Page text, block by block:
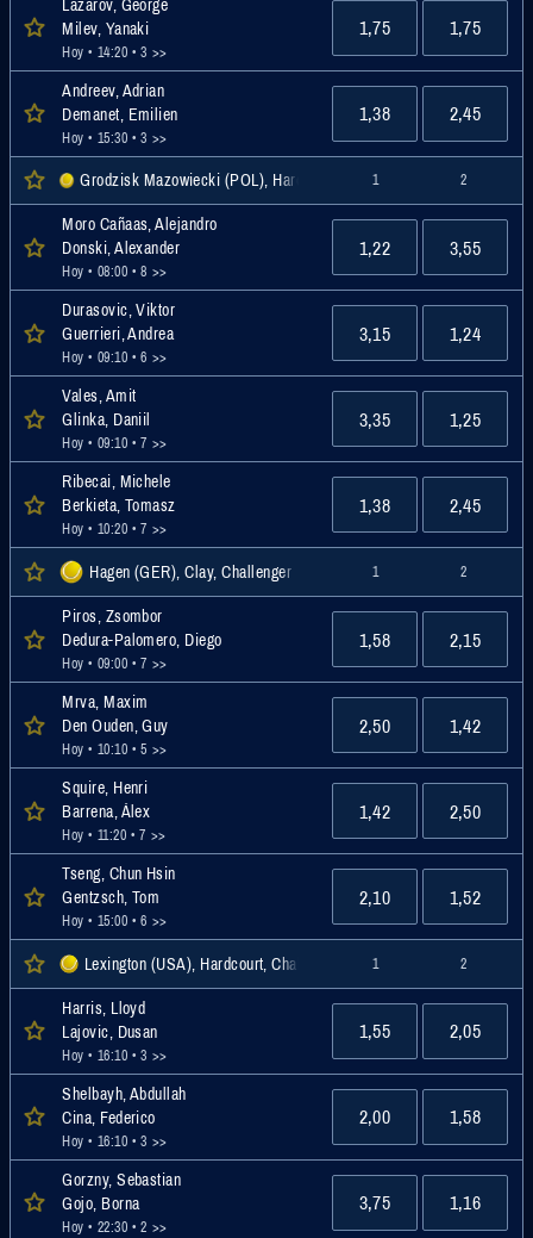
Milev, Yanaki
Hoy • 14:20 • 3 >>
1,75 1,75
Andreev, Adrian
Demanet, Emilien
Hoy • 15:30 • 3 >>
1,38 2,45
Grodzisk Mazowiecki (POL), Hardcourt, Challenger
1 2
Moro Cañaas, Alejandro
Donski, Alexander
Hoy • 08:00 • 8 >>
1,22 3,55
Durasovic, Viktor
Guerrieri, Andrea
Hoy • 09:10 • 6 >>
3,15 1,24
Vales, Amit
Glinka, Daniil
Hoy • 09:10 • 7 >>
3,35 1,25
Ribecai, Michele
Berkieta, Tomasz
Hoy • 10:20 • 7 >>
1,38 2,45
Hagen (GER), Clay, Challenger 1 2
Piros, Zsombor
Dedura-Palomero, Diego
Hoy • 09:00 • 7 >>
1,58 2,15
Mrva, Maxim
Den Ouden, Guy
Hoy • 10:10 • 5 >>
2,50 1,42
Squire, Henri
Barrena, Álex
Hoy • 11:20 • 7 >>
1,42 2,50
Tseng, Chun Hsin
Gentzsch, Tom
Hoy • 15:00 • 6 >>
2,10 1,52
Lexington (USA), Hardcourt, Challenger 1 2
Harris, Lloyd
Lajovic, Dusan
Hoy • 16:10 • 3 >>
1,55 2,05
Shelbayh, Abdullah
Cina, Federico
Hoy • 16:10 • 3 >>
2,00 1,58
Gorzny, Sebastian
Gojo, Borna
Hoy • 22:30 • 2 >>
3,75 1,16